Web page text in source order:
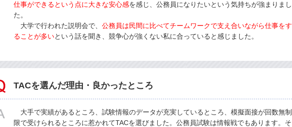
仕事ができるという点に大きな安心感を感じ、公務員になりたいという気持ちが強まりまし
た。
大学で行われた説明会で、 公務員は民間に比べてチームワークで支え合いながら仕事をす
ることが多いという話を聞き、競争心が強くない私に合っていると感じました。
TACを選んだ理由・良かったところ
大手で実績があるところ、試験情報のデータが充実しているところ、模擬面接が回数無制
限で受けられるところに惹かれてTACを選びました。公務員試験は情報戦でもあります。そ